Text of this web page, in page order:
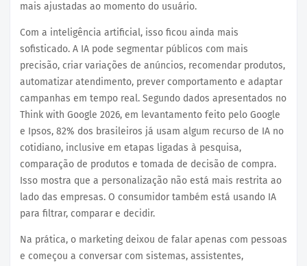
mais ajustadas ao momento do usuário.
Com a inteligência artificial, isso ficou ainda mais
sofisticado. A IA pode segmentar públicos com mais
precisão, criar variações de anúncios, recomendar produtos,
automatizar atendimento, prever comportamento e adaptar
campanhas em tempo real. Segundo dados apresentados no
Think with Google 2026, em levantamento feito pelo Google
e Ipsos, 82% dos brasileiros já usam algum recurso de IA no
cotidiano, inclusive em etapas ligadas à pesquisa,
comparação de produtos e tomada de decisão de compra.
Isso mostra que a personalização não está mais restrita ao
lado das empresas. O consumidor também está usando IA
para filtrar, comparar e decidir.
Na prática, o marketing deixou de falar apenas com pessoas
e começou a conversar com sistemas, assistentes,